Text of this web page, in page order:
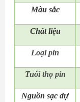
Màu sắc
Chất liệu
Loại pin
Tuổi thọ pin
Nguồn sạc dự